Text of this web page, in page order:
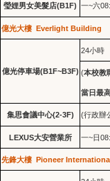
瑩娌男女美髮店(B1F) 一~六
億光大樓 Everlight Building
億光停車場(B1F~B3F)
24小時
(本校教
當日最
集思會議中心(2-3F) (行政辦
LEXUS大安營業所 一~日
先鋒大樓 Pioneer